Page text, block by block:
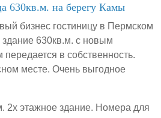
630кв.м. на берегу Камы
бизнес гостиницу в Пермском
630кв.м. с новым
в собственность.
месте. Очень выгодное
этажное здание. Номера для